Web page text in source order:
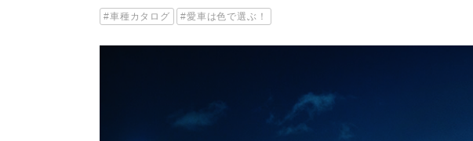
車種カタログ 愛車は色で選ぶ！